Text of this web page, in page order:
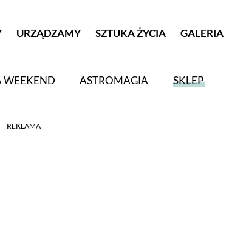
URZĄDZAMY SZTUKA ŻYCIA GALERIA
ASTROMAGIA SKLEP
REKLAMA